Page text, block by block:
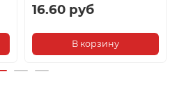
16.60 руб
В корзину